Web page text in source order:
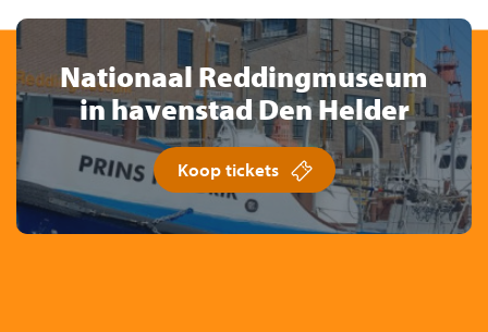
Nationaal Reddingmuseum
in havenstad Den Helder
Koop tickets